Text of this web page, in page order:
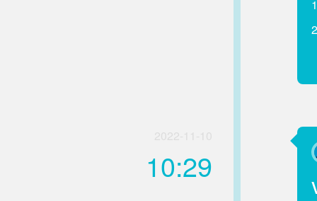
10:29